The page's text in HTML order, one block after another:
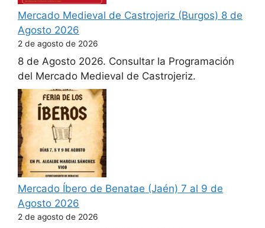
Mercado Medieval de Castrojeriz (Burgos) 8 de
Agosto 2026
2 de agosto de 2026
8 de Agosto 2026. Consultar la Programación
del Mercado Medieval de Castrojeriz.
Mercado Íbero de Benatae (Jaén) 7 al 9 de
Agosto 2026
2 de agosto de 2026